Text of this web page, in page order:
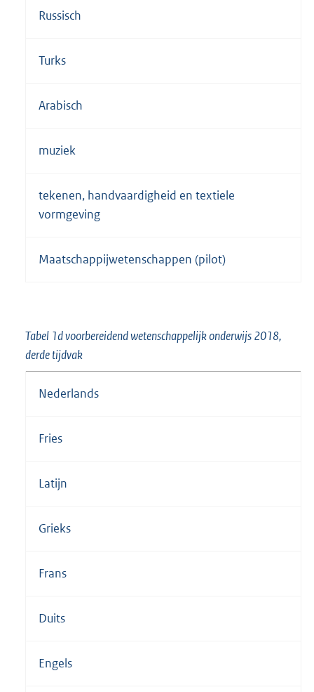
Russisch
Turks
Arabisch
muziek
tekenen, handvaardigheid en textiele
vormgeving
Maatschappijwetenschappen (pilot)
Tabel 1d voorbereidend wetenschappelijk onderwijs 2018,
derde tijdvak
Nederlands
Fries
Latijn
Grieks
Frans
Duits
Engels